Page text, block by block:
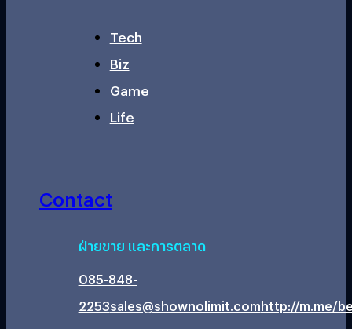
Tech
Biz
Game
Life
Contact
ฝ่ายขาย และการตลาด
085-848-
2253sales@shownolimit.comhttp://m.me/